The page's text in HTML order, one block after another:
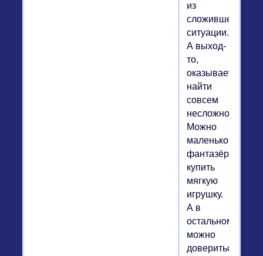
из
сложившейся
ситуации.
А выход-
то,
оказывается,
найти
совсем
несложно.
Можно
маленькому
фантазёру
купить
мягкую
игрушку.
А в
остальном
можно
довериться